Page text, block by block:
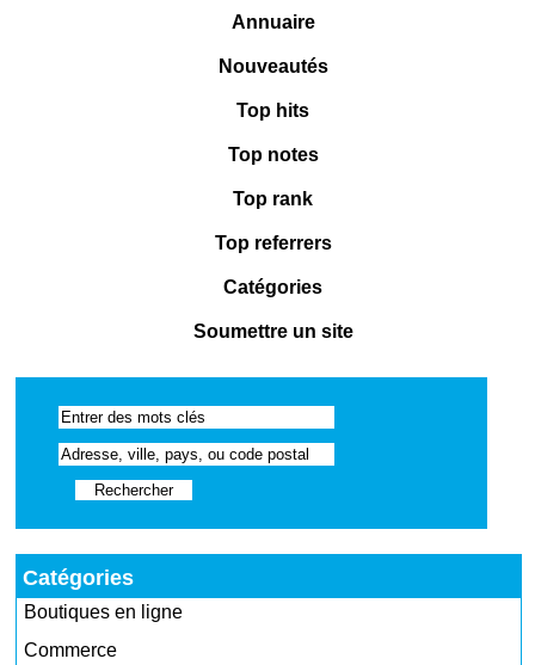
Annuaire
Nouveautés
Top hits
Top notes
Top rank
Top referrers
Catégories
Soumettre un site
Catégories
Boutiques en ligne
Commerce